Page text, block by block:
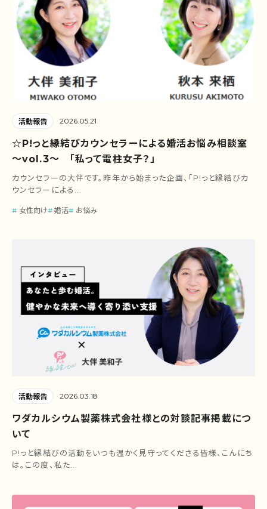
活動報告 2026.05.21
☆P!っと縁結びカウンセラーによる婚活お悩み相談室
～vol.3～ 「私って電柱女子？」
カウンセラーの大伴です。昨年から始まった企画、「P!っと縁結びカ
ウンセラーによる...
女性向け 婚活 お悩み
活動報告 2026.03.18
ワダカルシウム製薬株式会社様との対談記事掲載につ
いて
P!っと縁結びの活動をいつも温かく見守ってくださる皆様、こんにち
は。この度、私た...